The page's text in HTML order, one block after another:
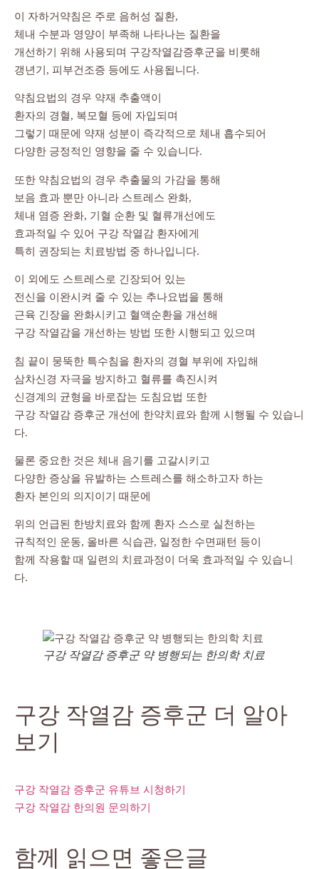
이 자하거약침은 주로 음허성 질환,
체내 수분과 영양이 부족해 나타나는 질환을
개선하기 위해 사용되며 구강작열감증후군을 비롯해
갱년기, 피부건조증 등에도 사용됩니다.
약침요법의 경우 약재 추출액이
환자의 경혈, 복모혈 등에 자입되며
그렇기 때문에 약재 성분이 즉각적으로 체내 흡수되어
다양한 긍정적인 영향을 줄 수 있습니다.
또한 약침요법의 경우 추출물의 가감을 통해
보음 효과 뿐만 아니라 스트레스 완화,
체내 염증 완화, 기혈 순환 및 혈류개선에도
효과적일 수 있어 구강 작열감 환자에게
특히 권장되는 치료방법 중 하나입니다.
이 외에도 스트레스로 긴장되어 있는
전신을 이완시켜 줄 수 있는 추나요법을 통해
근육 긴장을 완화시키고 혈액순환을 개선해
구강 작열감을 개선하는 방법 또한 시행되고 있으며
침 끝이 뭉뚝한 특수침을 환자의 경혈 부위에 자입해
삼차신경 자극을 방지하고 혈류를 촉진시켜
신경계의 균형을 바로잡는 도침요법 또한
구강 작열감 증후군 개선에 한약치료와 함께 시행될 수 있습니
다.
물론 중요한 것은 체내 음기를 고갈시키고
다양한 증상을 유발하는 스트레스를 해소하고자 하는
환자 본인의 의지이기 때문에
위의 언급된 한방치료와 함께 환자 스스로 실천하는
규칙적인 운동, 올바른 식습관, 일정한 수면패턴 등이
함께 작용할 때 일련의 치료과정이 더욱 효과적일 수 있습니
다.
구강 작열감 증후군 약 병행되는 한의학 치료
구강 작열감 증후군 더 알아
보기
구강 작열감 증후군 유튜브 시청하기
구강 작열감 한의원 문의하기
함께 읽으면 좋은글